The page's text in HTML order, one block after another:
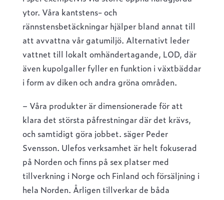
ytor. Våra kantstens- och
rännstensbetäckningar hjälper bland annat till
att avvattna vår gatumiljö. Alternativt leder
vattnet till lokalt omhändertagande, LOD, där
även kupolgaller fyller en funktion i växtbäddar
i form av diken och andra gröna områden.
– Våra produkter är dimensionerade för att
klara det största påfrestningar där det krävs,
och samtidigt göra jobbet. säger Peder
Svensson. Ulefos verksamhet är helt fokuserad
på Norden och finns på sex platser med
tillverkning i Norge och Finland och försäljning i
hela Norden. Årligen tillverkar de båda